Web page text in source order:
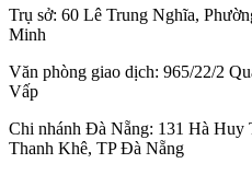
Trụ sở: 60 Lê Trung Nghĩa,
Minh
Văn phòng giao dịch: 965/22/2
Vấp
Chi nhánh Đà Nẵng: 131 Hà Huy
Thanh Khê, TP Đà Nẵng